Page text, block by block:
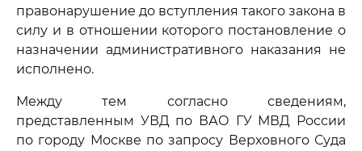
правонарушение до вступления такого закона в
силу и в отношении которого постановление о
назначении административного наказания не
исполнено.
Между тем согласно сведениям,
представленным УВД по ВАО ГУ МВД России
по городу Москве по запросу Верховного Суда